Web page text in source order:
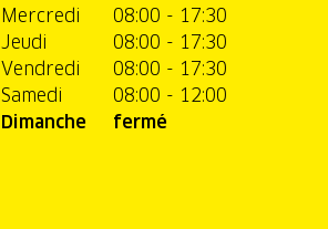
Mercredi
08:00 - 17:30
Jeudi
08:00 - 17:30
Vendredi
08:00 - 17:30
Samedi
08:00 - 12:00
Dimanche
fermé